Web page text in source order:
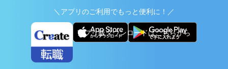
＼アプリのご利用でもっと便利に！／
アプリ版ダウンロードはこちらから